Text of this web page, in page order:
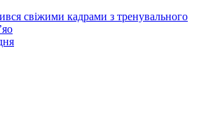
свіжими кадрами з тренувального